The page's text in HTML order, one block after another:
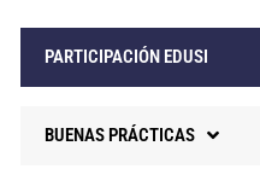
PARTICIPACIÓN EDUSI
BUENAS PRÁCTICAS